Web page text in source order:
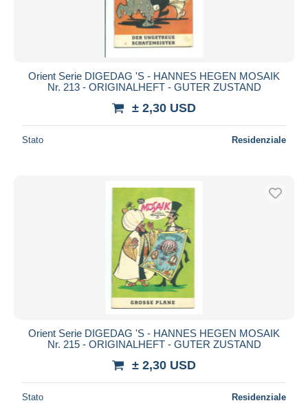
Orient Serie DIGEDAG 'S - HANNES HEGEN MOSAIK
Nr. 213 - ORIGINALHEFT - GUTER ZUSTAND
± 2,30 USD
Stato Residenziale
Orient Serie DIGEDAG 'S - HANNES HEGEN MOSAIK
Nr. 215 - ORIGINALHEFT - GUTER ZUSTAND
± 2,30 USD
Stato Residenziale